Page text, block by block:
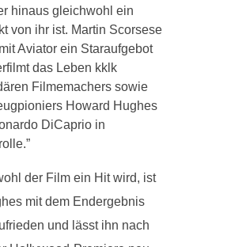
hinaus gleichwohl ein
von ihr ist. Martin Scorsese
Aviator ein Staraufgebot
das Leben kklk
Filmemachers sowie
Howard Hughes
DiCaprio in
der Film ein Hit wird, ist
mit dem Endergebnis
und lässt ihn nach